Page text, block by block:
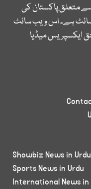
متعلق پاکستان کی
ہے۔ اس ویب سائٹ
ایکسپریس میڈیا
Showbiz News in Urdu
Sports News in Urdu
International News in